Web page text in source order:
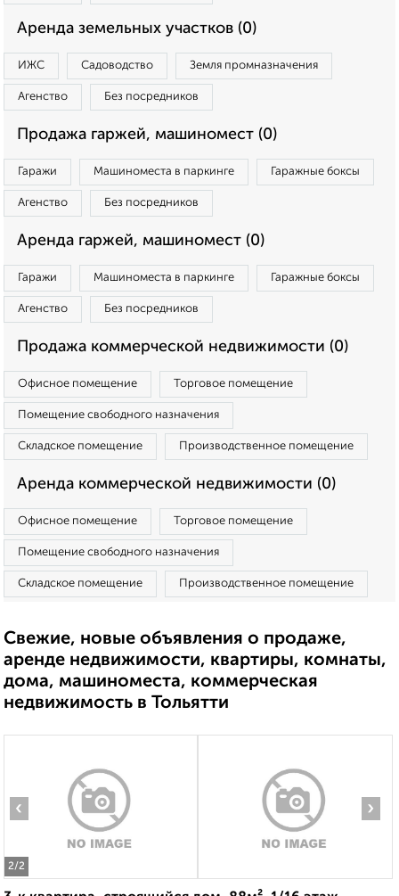
Аренда земельных участков (0)
ИЖС Садоводство Земля промназначения
Агенство Без посредников
Продажа гаржей, машиномест (0)
Гаражи Машиноместа в паркинге Гаражные боксы
Агенство Без посредников
Аренда гаржей, машиномест (0)
Гаражи Машиноместа в паркинге Гаражные боксы
Агенство Без посредников
Продажа коммерческой недвижимости (0)
Офисное помещение Торговое помещение
Помещение свободного назначения
Складское помещение Производственное помещение
Аренда коммерческой недвижимости (0)
Офисное помещение Торговое помещение
Помещение свободного назначения
Складское помещение Производственное помещение
Свежие, новые объявления о продаже,
аренде недвижимости, квартиры, комнаты,
дома, машиноместа, коммерческая
недвижимость в Тольятти
2/2
‹ ›